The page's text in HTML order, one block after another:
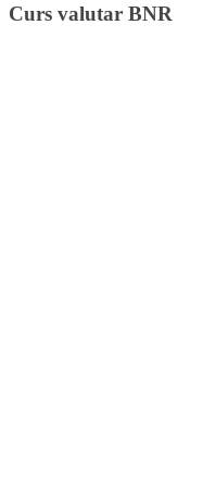
Curs valutar BNR